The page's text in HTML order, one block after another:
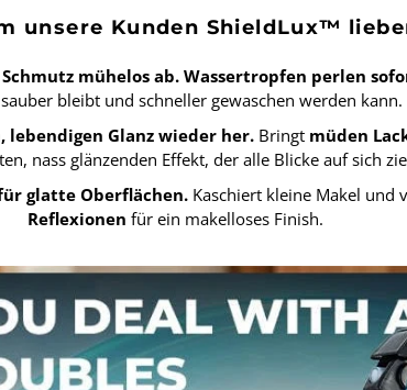
unsere Kunden ShieldLux™
mühelos ab. Wassertropfen perlen
bleibt und schneller gewaschen werden kann.
Glanz wieder her. Bringt müden
nass glänzenden Effekt, der alle Blicke auf sich
glatte Oberflächen. Kaschiert kleine Makel und
Reflexionen für ein makelloses Finish.